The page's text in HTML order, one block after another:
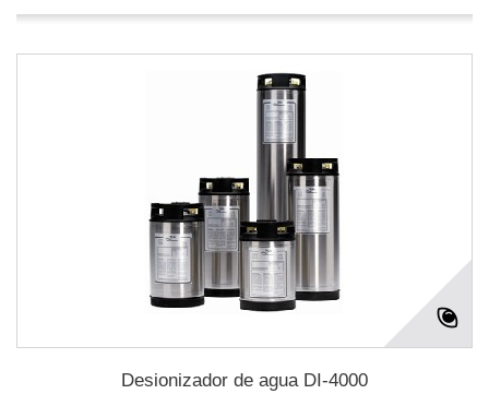
Desionizador de agua DI-4000